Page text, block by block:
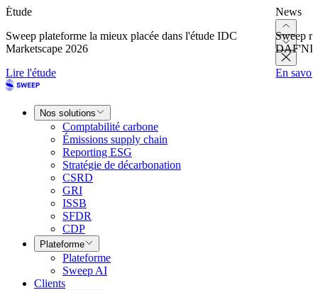
Étude
Sweep plateforme la mieux placée dans l'étude IDC
Marketscape 2026
Lire l'étude
News
Sweep
En
Nos solutions
Comptabilité carbone
Émissions supply chain
Reporting ESG
Stratégie de décarbonation
CSRD
GRI
ISSB
SFDR
CDP
Plateforme
Plateforme
Sweep AI
Clients